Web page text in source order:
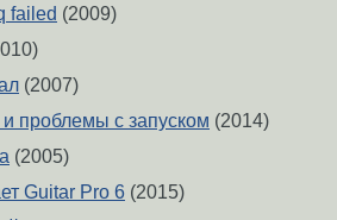
failed (2009)
(2007)
проблемы с запуском (2014)
(2005)
Guitar Pro 6 (2015)